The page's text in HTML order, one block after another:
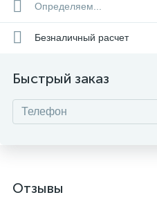
Определяем...
Безналичный расчет
Быстрый заказ
Отзывы